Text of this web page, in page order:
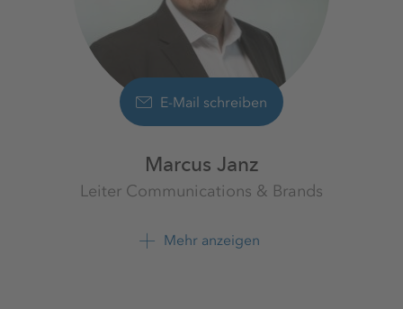
E-Mail schreiben
Marcus Janz
Leiter Communications & Brands
K+S Aktiengesellschaft
Mehr anzeigen